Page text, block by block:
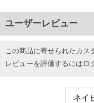
ユーザーレビュー
この商品に寄せられたカス
レビューを評価するにはロ